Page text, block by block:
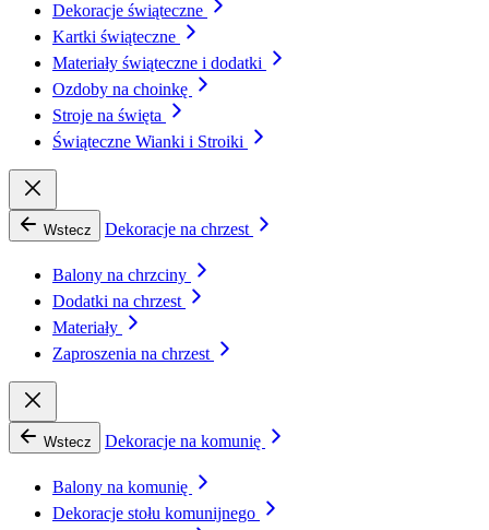
Dekoracje świąteczne
Kartki świąteczne
Materiały świąteczne i dodatki
Ozdoby na choinkę
Stroje na święta
Świąteczne Wianki i Stroiki
Wstecz Dekoracje na chrzest
Balony na chrzciny
Dodatki na chrzest
Materiały
Zaproszenia na chrzest
Wstecz Dekoracje na komunię
Balony na komunię
Dekoracje stołu komunijnego